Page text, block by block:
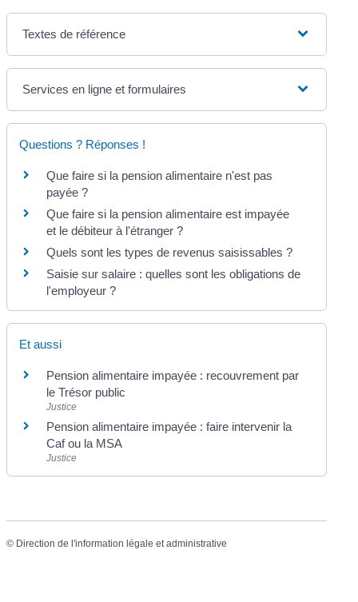
Textes de référence
Services en ligne et formulaires
Questions ? Réponses !
Que faire si la pension alimentaire n'est pas
payée ?
Que faire si la pension alimentaire est impayée
et le débiteur à l'étranger ?
Quels sont les types de revenus saisissables ?
Saisie sur salaire : quelles sont les obligations de
l'employeur ?
Et aussi
Pension alimentaire impayée : recouvrement par
le Trésor public
Justice
Pension alimentaire impayée : faire intervenir la
Caf ou la MSA
Justice
© Direction de l'information légale et administrative